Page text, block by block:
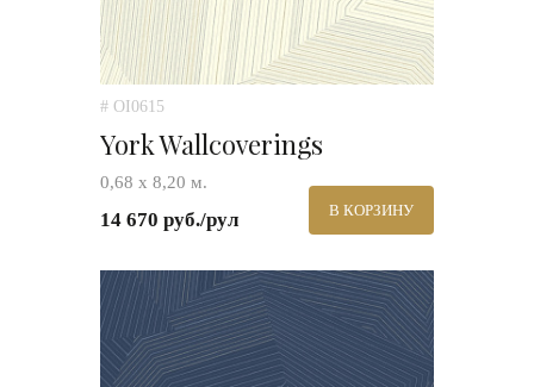
# OI0615
York Wallcoverings
0,68 х 8,20 м.
14 670 руб./рул В КОРЗИНУ